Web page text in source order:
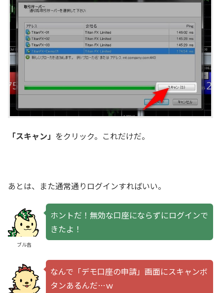
「スキャン」 をクリック。これだけだ。
あとは、また通常通りログインすればいい。
ブル吉
ホントだ！無効な口座にならずにログインで
きたよ！
なんで「デモ口座の申請」画面にスキャンボ
タンあるんだ…ｗ